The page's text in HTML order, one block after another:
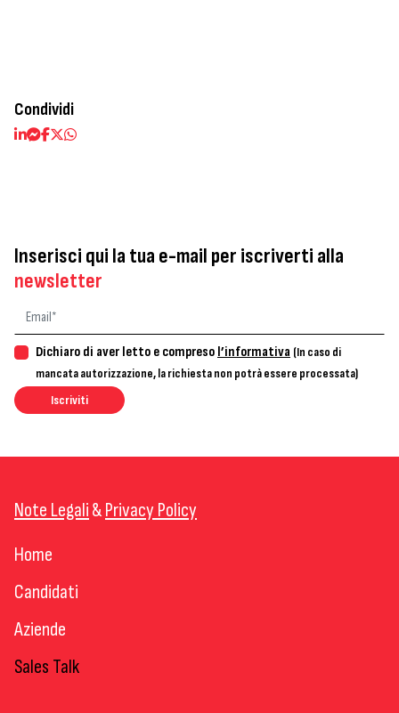
Condividi
Inserisci qui la tua e-mail per iscriverti alla
newsletter
Dichiaro di aver letto e compreso l’informativa (In caso di
mancata autorizzazione, la richiesta non potrà essere processata)
Iscriviti
Note Legali&Privacy Policy
Home
Candidati
Aziende
Sales Talk